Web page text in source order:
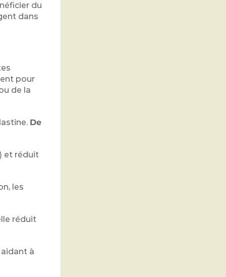
du
dans
pour
de la
De
et réduit
les
réduit
à